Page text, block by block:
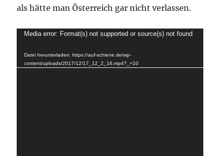
als hätte man Österreich gar nicht verlassen.
Video-
Media error: Format(s) not supported or source(s) not found
Datei herunterladen: https://auf-schiene.de/wp-
content/uploads/2017/12/17_12_2_16.mp4?_=10